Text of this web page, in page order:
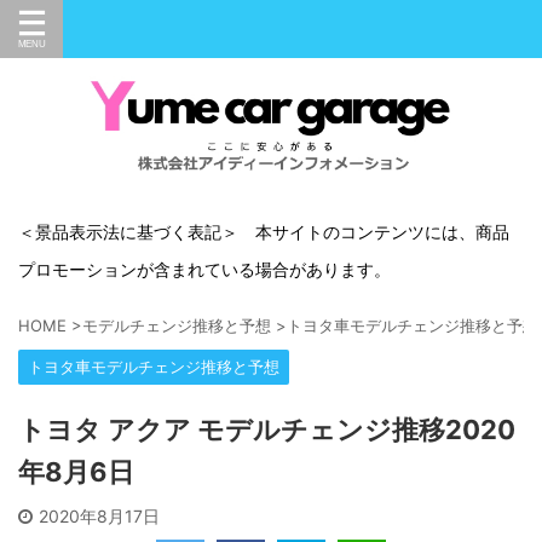
＜景品表示法に基づく表記＞ 本サイトのコンテンツには、商品
プロモーションが含まれている場合があります。
HOME >モデルチェンジ推移と予想 > トヨタ車モデルチェンジ推移と予想
トヨタ車モデルチェンジ推移と予想
トヨタ アクア モデルチェンジ推移2020
年8月6日
2020年8月17日